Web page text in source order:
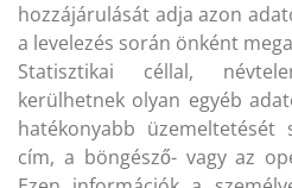
hozzájárulását adja azon
a levelezés során önként
Statisztikai céllal,
kerülhetnek olyan egyéb
hatékonyabb üzemeltetését
cím, a böngésző- vagy az